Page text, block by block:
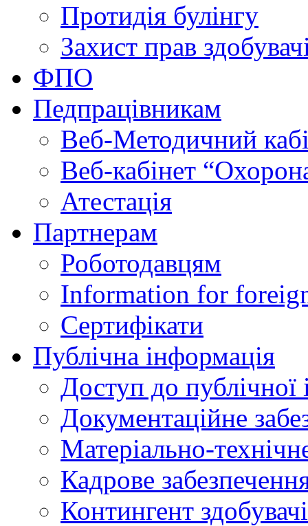
Протидія булінгу
Захист прав
ФПО
Педпрацівникам
Веб-Методичний
Веб-кабінет
Атестація
Партнерам
Роботодавцям
Information for
Сертифікати
Публічна інформація
Доступ до публічної
Документаційне
Матеріально-
Кадрове
Контингент